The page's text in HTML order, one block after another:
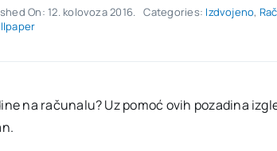
On: 12. kolovoza 2016. Categories: Izdvojeno,
na računalu? Uz pomoć ovih pozadina